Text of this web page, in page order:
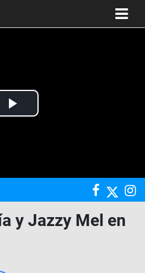
Play
y Jazzy Mel en